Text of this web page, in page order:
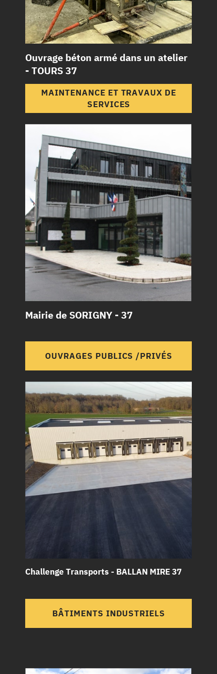
Ouvrage béton armé dans un atelier
- TOURS 37
MAINTENANCE ET TRAVAUX DE
SERVICES
Mairie de SORIGNY - 37
OUVRAGES PUBLICS /PRIVÉS
Challenge Transports - BALLAN MIRE 37
BÂTIMENTS INDUSTRIELS